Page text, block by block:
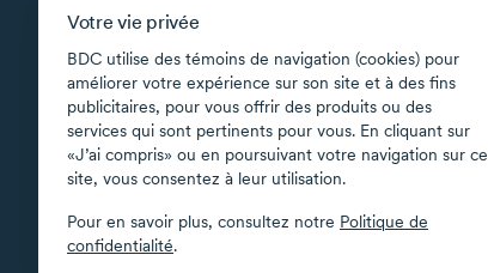
Votre vie privée
BDC utilise des témoins de navigation (cookies) pour
améliorer votre expérience sur son site et à des fins
publicitaires, pour vous offrir des produits ou des
services qui sont pertinents pour vous. En cliquant sur
«J’ai compris» ou en poursuivant votre navigation sur ce
site, vous consentez à leur utilisation.
Pour en savoir plus, consultez notre Politique de
confidentialité.
À propos
Accessibilité
Applications soutenues
Carte du site
Conditions d’utilisation
Confidentialité
Sécurité
Transparence